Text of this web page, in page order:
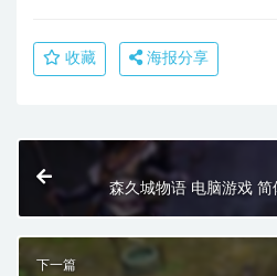
收藏 海报分享
森久城物语 电脑游戏 简
下一篇